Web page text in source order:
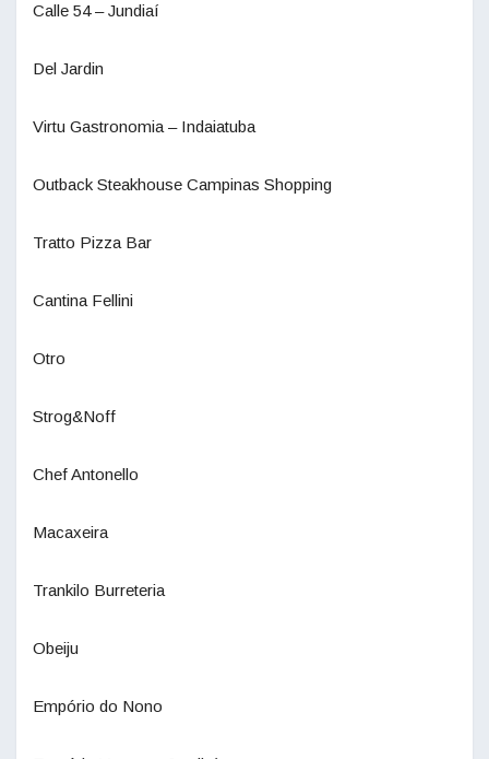
Calle 54 – Jundiaí
Del Jardin
Virtu Gastronomia – Indaiatuba
Outback Steakhouse Campinas Shopping
Tratto Pizza Bar
Cantina Fellini
Otro
Strog&Noff
Chef Antonello
Macaxeira
Trankilo Burreteria
Obeiju
Empório do Nono